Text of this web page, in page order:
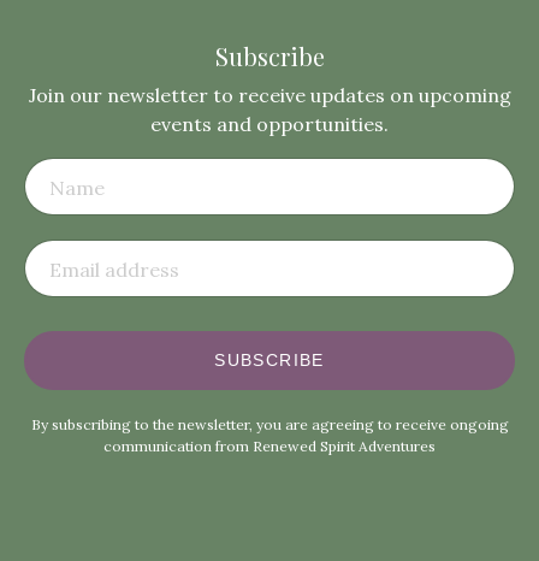
Subscribe
Join our newsletter to receive updates on upcoming
events and opportunities.
SUBSCRIBE
By subscribing to the newsletter, you are agreeing to receive ongoing
communication from Renewed Spirit Adventures